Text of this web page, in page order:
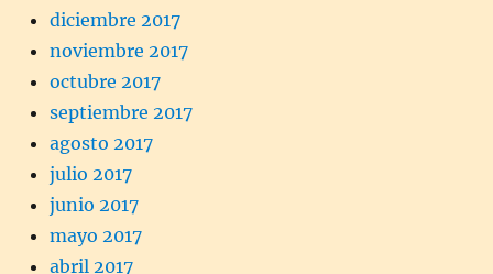
diciembre 2017
noviembre 2017
octubre 2017
septiembre 2017
agosto 2017
julio 2017
junio 2017
mayo 2017
abril 2017